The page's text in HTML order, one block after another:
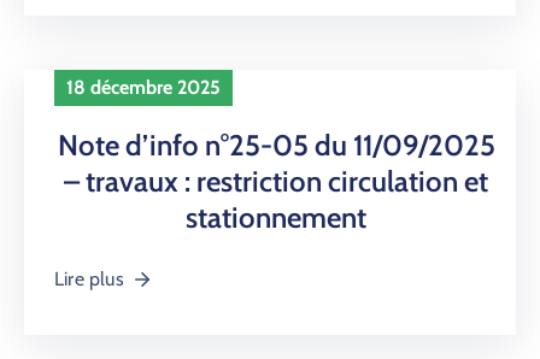
18 décembre 2025
Note d’info n°25-05 du 11/09/2025
– travaux : restriction circulation et
stationnement
Lire plus